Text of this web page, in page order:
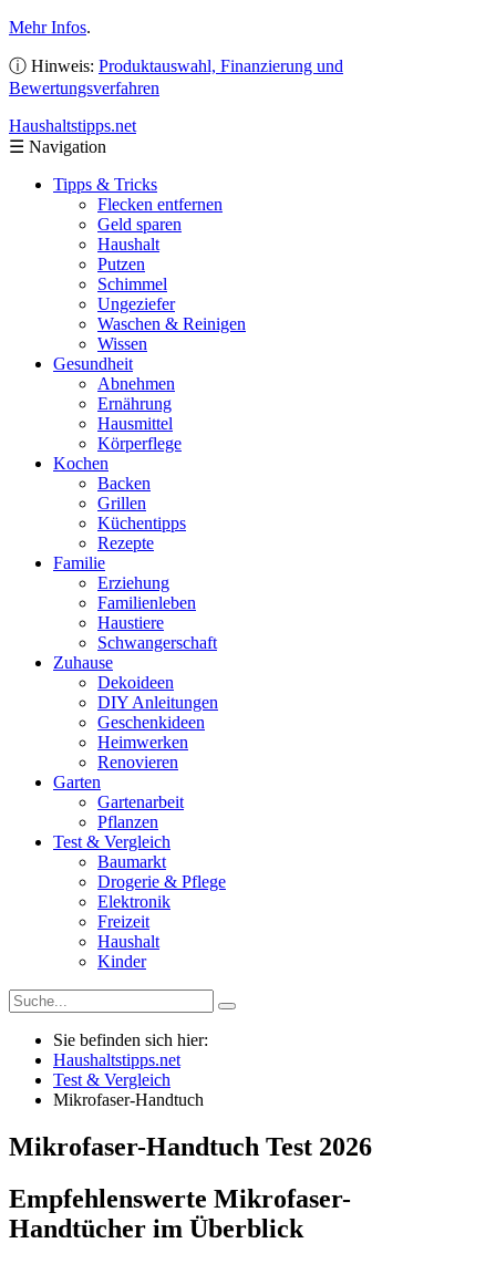
Mehr Infos.
ⓘ Hinweis: Produktauswahl, Finanzierung und
Bewertungsverfahren
Haushaltstipps.net
☰ Navigation
Tipps & Tricks
Flecken entfernen
Geld sparen
Haushalt
Putzen
Schimmel
Ungeziefer
Waschen & Reinigen
Wissen
Gesundheit
Abnehmen
Ernährung
Hausmittel
Körperflege
Kochen
Backen
Grillen
Küchentipps
Rezepte
Familie
Erziehung
Familienleben
Haustiere
Schwangerschaft
Zuhause
Dekoideen
DIY Anleitungen
Geschenkideen
Heimwerken
Renovieren
Garten
Gartenarbeit
Pflanzen
Test & Vergleich
Baumarkt
Drogerie & Pflege
Elektronik
Freizeit
Haushalt
Kinder
Sie befinden sich hier:
Haushaltstipps.net
Test & Vergleich
Mikrofaser-Handtuch
Mikrofaser-Handtuch Test 2026
Empfehlenswerte Mikrofaser-
Handtücher im Überblick